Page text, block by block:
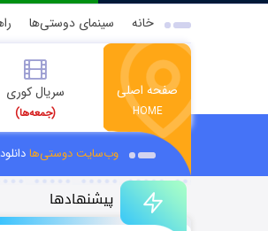
خانه سینمای دوستی‌ها
صفحه اصلی
HOME
سریال کوری
(جمعه‌ها)
وب‌سایت دوستی‌ها
پیشنهادها